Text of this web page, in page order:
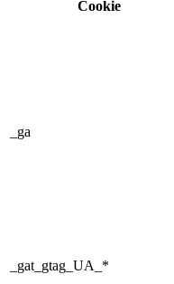
Cookie
_ga
_gat_gtag_UA_*